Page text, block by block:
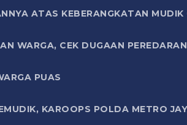
ATAS KEBERANGKATAN
WARGA, CEK DUGAAN
PUAS
KAROOPS POLDA METRO